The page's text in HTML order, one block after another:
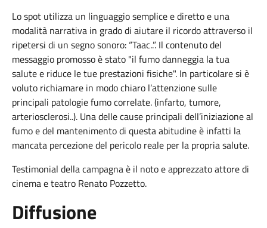
Lo spot utilizza un linguaggio semplice e diretto e una
modalità narrativa in grado di aiutare il ricordo attraverso il
ripetersi di un segno sonoro: “Taac..”. Il contenuto del
messaggio promosso è stato "il fumo danneggia la tua
salute e riduce le tue prestazioni fisiche". In particolare si è
voluto richiamare in modo chiaro l’attenzione sulle
principali patologie fumo correlate. (infarto, tumore,
arteriosclerosi..). Una delle cause principali dell’iniziazione al
fumo e del mantenimento di questa abitudine è infatti la
mancata percezione del pericolo reale per la propria salute.
Testimonial della campagna è il noto e apprezzato attore di
cinema e teatro Renato Pozzetto.
Diffusione